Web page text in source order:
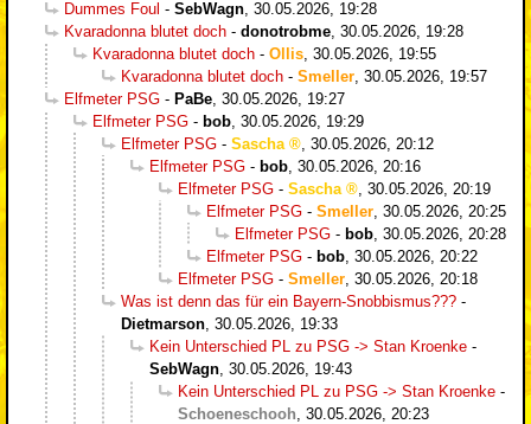
Dummes Foul - SebWagn 30.05.2026, 19:28
Kvaradonna blutet doch - donotrobme 30.05.2026, 19:28
Kvaradonna blutet doch - Ollis 30.05.2026, 19:55
Kvaradonna blutet doch - Smeller 30.05.2026, 19:57
Elfmeter PSG - PaBe 30.05.2026, 19:27
Elfmeter PSG - bob 30.05.2026, 19:29
Elfmeter PSG - Sascha
30.05.2026, 20:12
Elfmeter PSG - bob 30.05.2026, 20:16
Elfmeter PSG - Sascha
30.05.2026, 20:19
Elfmeter PSG - Smeller 30.05.2026, 20:25
Elfmeter PSG - bob 30.05.2026, 20:28
Elfmeter PSG - bob 30.05.2026, 20:22
Elfmeter PSG - Smeller 30.05.2026, 20:18
Was ist denn das für ein Bayern-Snobbismus??? -
Dietmarson 30.05.2026, 19:33
Kein Unterschied PL zu PSG -> Stan Kroenke -
SebWagn 30.05.2026, 19:43
Kein Unterschied PL zu PSG -> Stan Kroenke -
Schoeneschooh 30.05.2026, 20:23